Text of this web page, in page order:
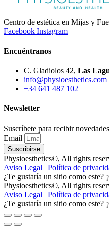
Centro de estética en Mijas y
Facebook Instagram
Encuéntranos
C. Gladiolos 42, Las
info@physioesthetics.com
+34 641 487 102
Newsletter
Suscríbete para recibir novedades
Email
Suscribirse
Physioesthetics©, All rights
Aviso Legal | Política de
¿Te gustaría un sitio como este?
Physioesthetics©, All rights
Aviso Legal | Política de
¿Te gustaría un sitio como este?